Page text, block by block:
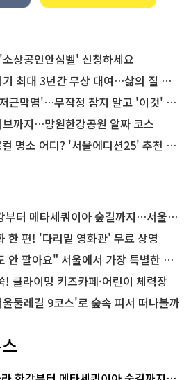
상공인안심벨' 신청하세요
대 3년간 무상 대여…삶의 질 높인다
염'…무작정 참지 말고 '이것' 해보세요!
까지…망원한강공원 알짜 코스
명소 어디? '서울에디션25' 추천 코스
메타세쿼이아 숲길까지…서울둘레길 15코스
한 편! '다리밑 영화관' 무료 상영
요" 서울에서 가장 특별한 편의점의 정체
클라이밍 키즈카페·어린이 체력장
둘레길 9코스'로 숲속 피서 떠나볼까